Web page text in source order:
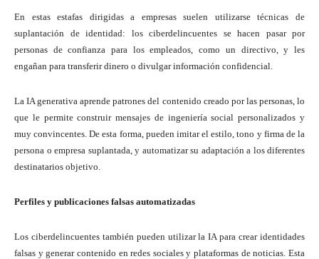
En estas estafas dirigidas a empresas suelen utilizarse técnicas de
suplantación de identidad: los ciberdelincuentes se hacen pasar por
personas de confianza para los empleados, como un directivo, y les
engañan para transferir dinero o divulgar información confidencial.
La IA generativa aprende patrones del contenido creado por las personas, lo
que le permite construir mensajes de ingeniería social personalizados y
muy convincentes. De esta forma, pueden imitar el estilo, tono y firma de la
persona o empresa suplantada, y automatizar su adaptación a los diferentes
destinatarios objetivo.
Perfiles y publicaciones falsas automatizadas
Los ciberdelincuentes también pueden utilizar la IA para crear identidades
falsas y generar contenido en redes sociales y plataformas de noticias. Esta